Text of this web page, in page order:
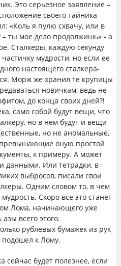
Это серьезное заявление –
своего тайника
«Коль я пулю схвачу, или в
– ты мое дело продолжишь» - а
Сталкеры, каждую секунду
мудрости, но если ее
настоящего сталкера-
Морж же хранил те крупицы
новичкам, ведь не
до конца своих дней?!
само собой будут вещи, что
но в нем будут и вещи
но не аномальные,
оную простой
к примеру. А может
данными. Или тетрадки, в
выбросов, писали свои
Одним словом то, в чем
Скоро все это станет
Лома, начинающего уже
азы всего этого.
рублевых бумажек из рук
подошел к Лому.
сейчас будет полезнее, если